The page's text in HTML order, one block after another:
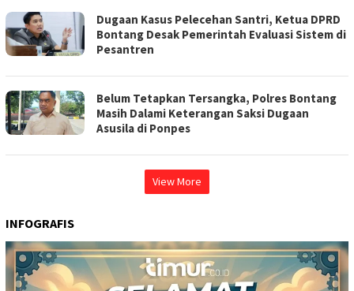
Dugaan Kasus Pelecehan Santri, Ketua DPRD
Bontang Desak Pemerintah Evaluasi Sistem di
Pesantren
Belum Tetapkan Tersangka, Polres Bontang
Masih Dalami Keterangan Saksi Dugaan
Asusila di Ponpes
View More
INFOGRAFIS